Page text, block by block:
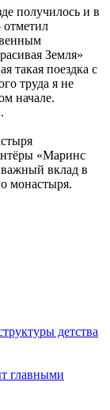
получилось и в
отметил
Земля»
такая поездка с
труда я не
начале.
«Маринс
вклад в
монастыря.
детства
главными